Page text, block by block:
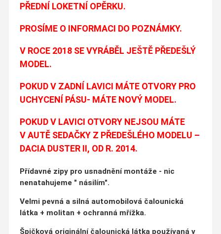
PŘEDNÍ LOKETNÍ OPĚRKU.
PROSÍME O INFORMACI DO POZNÁMKY.
V ROCE 2018 SE VYRÁBĚL JEŠTĚ PŘEDEŠLÝ
MODEL.
POKUD V ZADNÍ LAVICI MÁTE OTVORY PRO
UCHYCENÍ PÁSU- MÁTE NOVÝ MODEL.
POKUD V LAVICI OTVORY NEJSOU MÁTE
V AUTĚ SEDAČKY Z PŘEDEŠLÉHO MODELU –
DACIA DUSTER II, OD R. 2014.
Přídavné zipy pro usnadnění montáže - nic
nenatahujeme " násilím".
Velmi pevná a silná automobilová čalounická
látka + molitan + ochranná mřížka.
Špičková originální čalounická látka používaná v